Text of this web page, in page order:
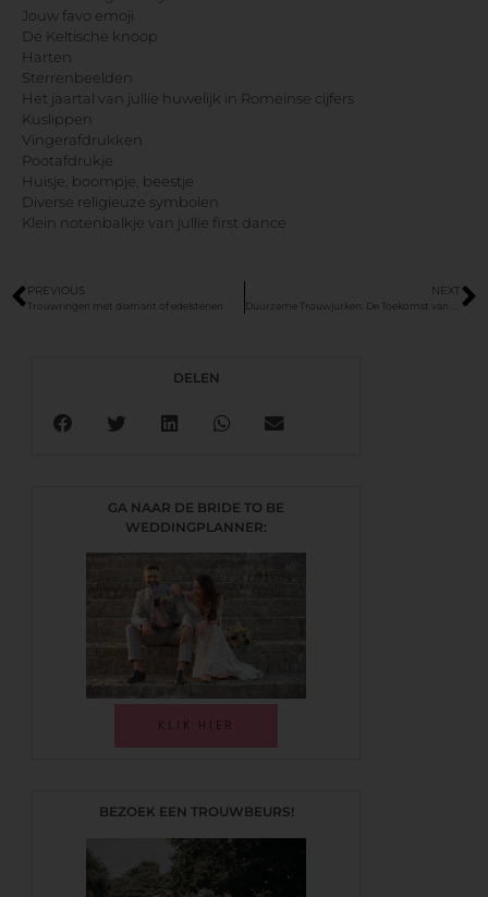
DELEN
GA NAAR DE BRIDE TO BE
WEDDINGPLANNER:
KLIK HIER
BEZOEK EEN TROUWBEURS!
Jouw favo emoji
De Keltische knoop
Harten
Sterrenbeelden
Het jaartal van jullie huwelijk in Romeinse cijfers
Kuslippen
Vingerafdrukken
Pootafdrukje
Huisje, boompje, beestje
Diverse religieuze symbolen
Klein notenbalkje van jullie first dance
PREVIOUS
Trouwringen met diamant of edelstenen
NEXT